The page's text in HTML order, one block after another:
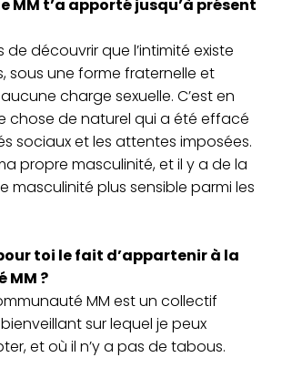
MM t’a apporté jusqu’à présent
de découvrir que l’intimité existe
sous une forme fraternelle et
charge sexuelle. C’est en
chose de naturel qui a été effacé
sociaux et les attentes imposées.
propre masculinité, et il y a de la
masculinité plus sensible parmi les
toi le fait d’appartenir à la
MM ?
MM est un collectif
sur lequel je peux
et où il n’y a pas de tabous.